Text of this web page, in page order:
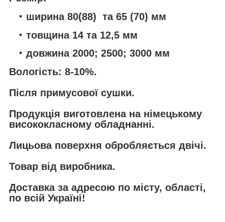
ширина 80(88) та 65 (70) мм
товщина 14 та 12,5 мм
довжина 2000; 2500; 3000 мм
Вологість: 8-10%.
Після примусової сушки.
Продукція виготовлена ​​на німецькому
висококласному обладнанні.
Лицьова поверхня обробляється двічі.
Товар від виробника.
Доставка за адресою по місту, області,
по всій Україні!